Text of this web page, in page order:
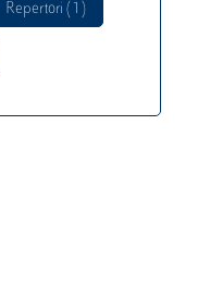
Repertori ( 1 )